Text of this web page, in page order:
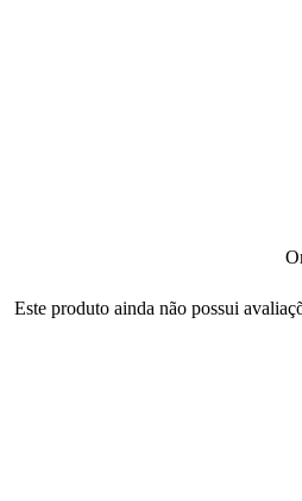
Este produto ainda não possui